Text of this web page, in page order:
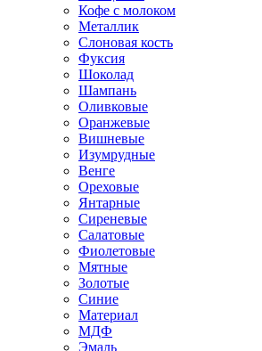
Кофе с молоком
Металлик
Слоновая кость
Фуксия
Шоколад
Шампань
Оливковые
Оранжевые
Вишневые
Изумрудные
Венге
Ореховые
Янтарные
Сиреневые
Салатовые
Фиолетовые
Мятные
Золотые
Синие
Материал
МДФ
Эмаль